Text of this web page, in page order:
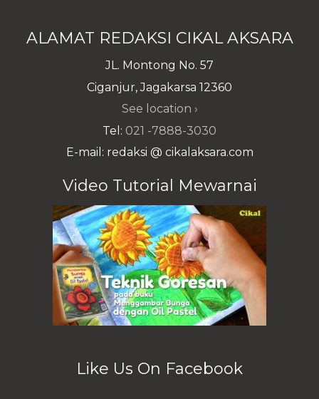
ALAMAT REDAKSI CIKAL AKSARA
JL. Montong No. 57
Ciganjur, Jagakarsa 12360
See location ›
Tel: 021 -7888-3030
E-mail: redaksi @ cikalaksara.com
Video Tutorial Mewarnai
Like Us On Facebook